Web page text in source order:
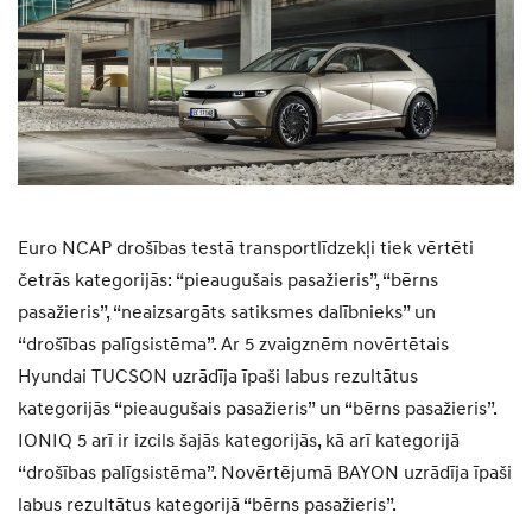
Euro NCAP drošības testā transportlīdzekļi tiek vērtēti
četrās kategorijās: “pieaugušais pasažieris”, “bērns
pasažieris”, “neaizsargāts satiksmes dalībnieks” un
“drošības palīgsistēma”. Ar 5 zvaigznēm novērtētais
Hyundai TUCSON uzrādīja īpaši labus rezultātus
kategorijās “pieaugušais pasažieris” un “bērns pasažieris”.
IONIQ 5 arī ir izcils šajās kategorijās, kā arī kategorijā
“drošības palīgsistēma”. Novērtējumā BAYON uzrādīja īpaši
labus rezultātus kategorijā “bērns pasažieris”.